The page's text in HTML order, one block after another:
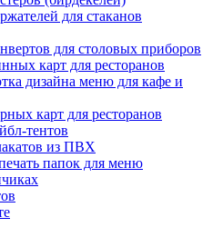
для стаканов
для столовых приборов
карт для ресторанов
дизайна меню для кафе и
карт для ресторанов
тентов
из ПВХ
папок для меню